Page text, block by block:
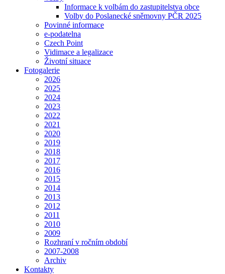
Informace k volbám do zastupitelstva obce
Volby do Poslanecké sněmovny PČR 2025
Povinné informace
e-podatelna
Czech Point
Vidimace a legalizace
Životní situace
Fotogalerie
2026
2025
2024
2023
2022
2021
2020
2019
2018
2017
2016
2015
2014
2013
2012
2011
2010
2009
Rozhraní v ročním období
2007-2008
Archiv
Kontakty